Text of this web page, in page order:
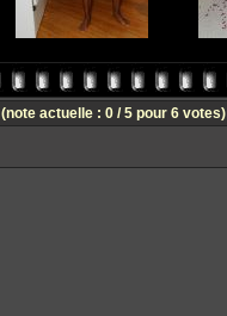
(note actuelle : 0 / 5 pour 6 votes)